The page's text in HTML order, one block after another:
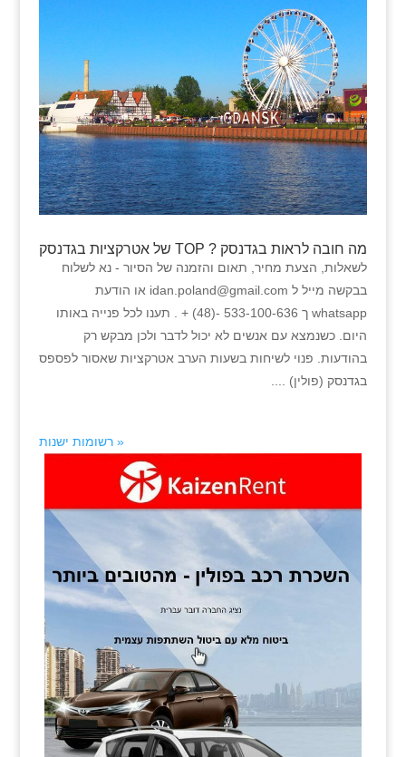
מה חובה לראות בגדנסק ? TOP של אטרקציות בגדנסק
לשאלות, הצעת מחיר, תאום והזמנה של הסיור - נא לשלוח
בבקשה מייל ל idan.poland@gmail.com או הודעת
whatsapp ך 533-100-636 -(48) + . תענו לכל פנייה באותו
היום. כשנמצא עם אנשים לא יכול לדבר ולכן מבקש רק
בהודעות. פנוי לשיחות בשעות הערב אטרקציות שאסור לפספס
בגדנסק (פולין) ....
« רשומות ישנות